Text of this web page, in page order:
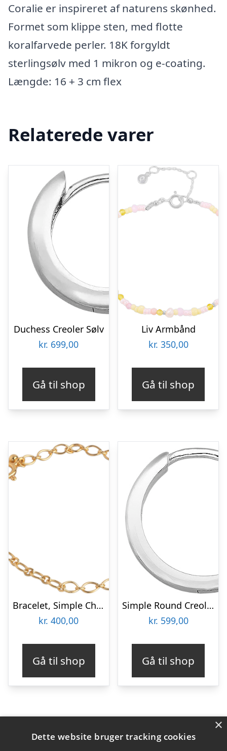
Coralie er inspireret af naturens skønhed.
Formet som klippe sten, med flotte
koralfarvede perler. 18K forgyldt
sterlingsølv med 1 mikron og e-coating.
Længde: 16 + 3 cm flex
Relaterede varer
Duchess Creoler Sølv
kr. 699,00
Gå til shop
Liv Armbånd
kr. 350,00
Gå til shop
Bracelet, Simple Charm
kr. 400,00
Gå til shop
Simple Round Creoler 13mm Sølv
kr. 599,00
Gå til shop
Varekategorier
×
Dette website bruger tracking cookies